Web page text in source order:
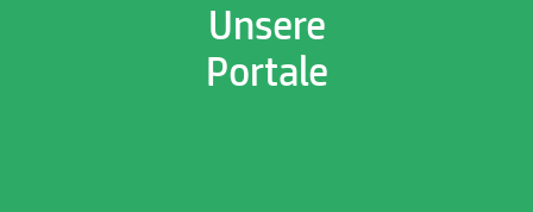
Unsere
Portale